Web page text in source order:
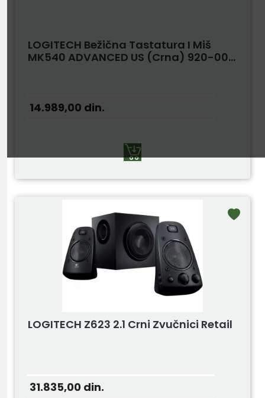
LOGITECH Bežična Tastatura I Miš
MK540 ADVANCED US (Crna) 920-00...
14.989,00 din.
LOGITECH Z623 2.1 Crni Zvučnici Retail
31.835,00 din.